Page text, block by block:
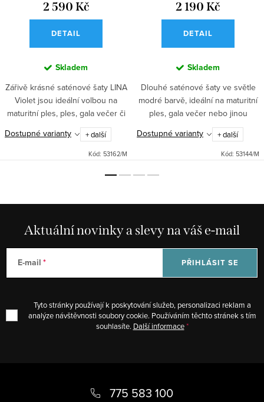
2 590 Kč
DETAIL
Skladem
Zářivě krásné saténové šaty LINA
Violet jsou ideální volbou na
maturitní ples, ples, gala večer či
jinou společenskou událost.
Okouzlí vás korzetovým
zdobeným topem, dlouhou...
Dostupné varianty + další
Kód: 53162/M
2 190 Kč
DETAIL
Skladem
Dlouhé saténové šaty ve světle
modré barvě, ideální na maturitní
ples, gala večer nebo jinou
společenskou událost. Korzetový
řasený top s nastavitelnými
ramínky, rozparek na...
Dostupné varianty + další
Kód: 53144/M
Aktuální novinky a slevy na váš e-mail
E-mail
Tyto stránky používají k poskytování služeb, personalizaci reklam a
analýze návštěvnosti soubory cookie. Používáním těchto stránek s tím
souhlasíte. Další informace
PŘIHLÁSIT SE
775 583 100